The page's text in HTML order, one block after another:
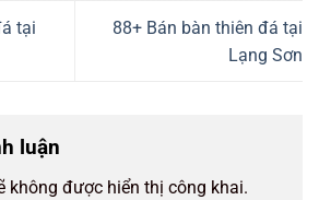
tại
88+ Bán bàn thiên đá tại
Lạng Sơn
luận
không được hiển thị công khai.